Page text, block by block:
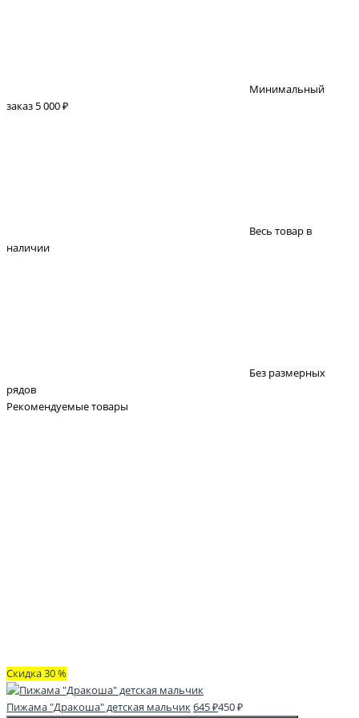
Минимальный
заказ 5 000 ₽
Весь товар в
наличии
Без размерных
рядов
Рекомендуемые товары
Скидка 30 %
Пижама "Дракоша" детская мальчик645 ₽450 ₽